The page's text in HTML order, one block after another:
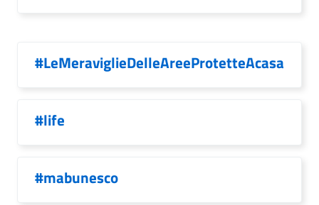
#LeMeraviglieDelleAreeProtetteAcasa
#life
#mabunesco